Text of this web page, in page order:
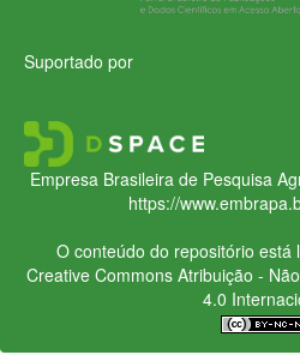
Suportado por
Empresa Brasileira de Pesquisa
https://
O conteúdo do repositório está
Creative CommonsAtribuição -
4.0